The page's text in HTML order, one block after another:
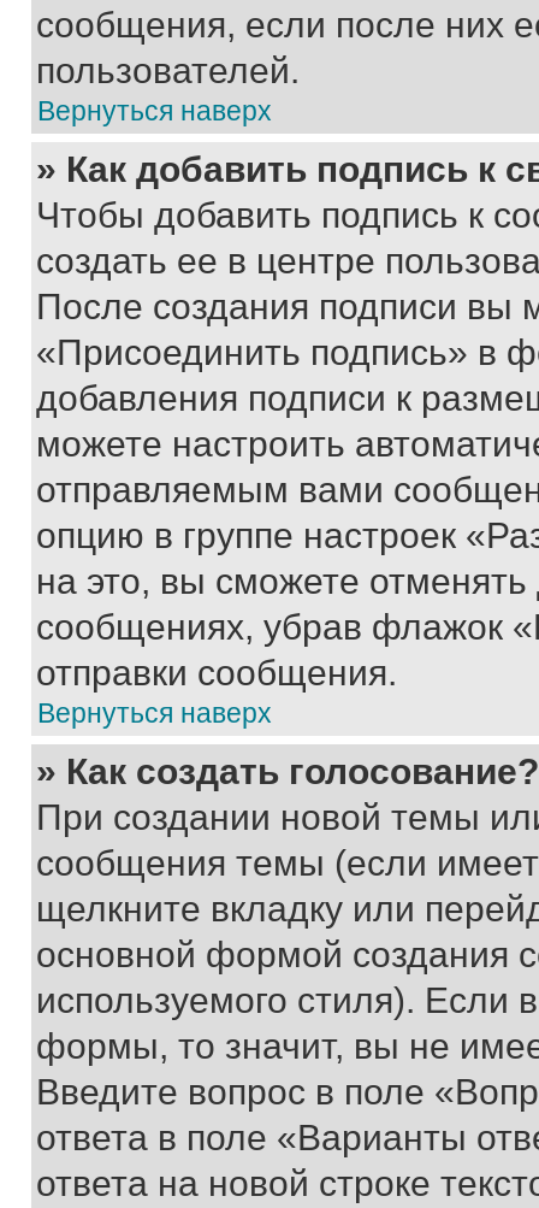
сообщения, если после них
пользователей.
Вернуться наверх
» Как добавить подпись к
Чтобы добавить подпись к
создать ее в центре
После создания подписи вы
«Присоединить подпись» в
добавления подписи к
можете настроить
отправляемым вами
опцию в группе настроек
на это, вы сможете
сообщениях, убрав флажок
отправки сообщения.
Вернуться наверх
» Как создать голосование?
При создании новой темы
сообщения темы (если
щелкните вкладку или
основной формой создания
используемого стиля). Если
формы, то значит, вы не
Введите вопрос в поле
ответа в поле «Варианты
ответа на новой строке